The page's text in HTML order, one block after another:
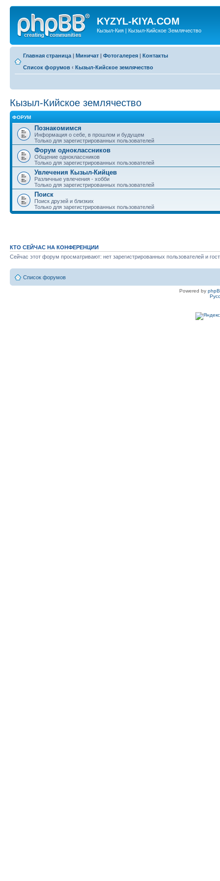
KYZYL-KIYA.COM
Кызыл-Кия | Кызыл-Кийское Землячество
Главная страница | Миничат | Фотогалерея | Контакты
Список форумов ‹ Кызыл-Кийское землячество
Кызыл-Кийское землячество
ФОРУМ
Познакомимся
Информация о себе, в прошлом и будущем
Только для зарегистрированных пользователей
Форум одноклассников
Общение одноклассников
Только для зарегистрированных пользователей
Увлечения Кызыл-Кийцев
Различные увлечения - хобби
Только для зарегистрированных пользователей
Поиск
Поиск друзей и близких
Только для зарегистрированных пользователей
КТО СЕЙЧАС НА КОНФЕРЕНЦИИ
Сейчас этот форум просматривают: нет зарегистрированных пользователей и
Список форумов
Powered by